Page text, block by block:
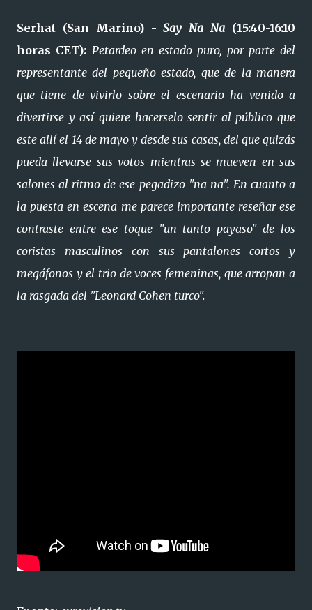
Serhat (San Marino) -Say Na Na (15:40-16:10
horas CET): Petardeo en estado puro, por parte del
representante del pequeño estado, que de la manera
que tiene de vivirlo sobre el escenario ha venido a
divertirse y así quiere hacerselo sentir al público que
este allí el 14 de mayo y desde sus casas, del que quizás
pueda llevarse sus votos mientras se mueven en sus
salones al ritmo de ese pegadizo "na na". En cuanto a
la puesta en escena me parece importante reseñar ese
contraste entre ese toque "un tanto payaso" de los
coristas masculinos con sus pantalones cortos y
megáfonos y el trio de voces femeninas, que arropan a
la rasgada del "Leonard Cohen turco".